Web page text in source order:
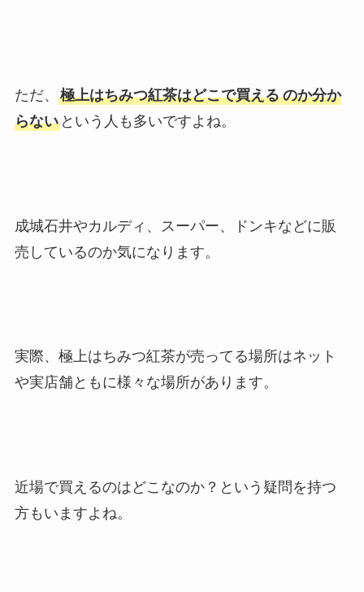
ただ、 極上はちみつ紅茶はどこで買える のか分か
らないという人も多いですよね。
成城石井やカルディ、スーパー、ドンキなどに販
売しているのか気になります。
実際、極上はちみつ紅茶が売ってる場所はネット
や実店舗ともに様々な場所があります。
近場で買えるのはどこなのか？という疑問を持つ
方もいますよね。